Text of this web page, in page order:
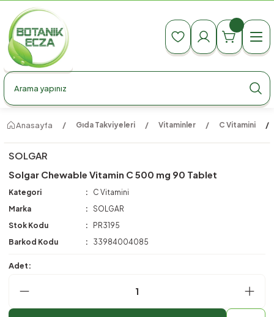
990 TL Üzeri Ücretsiz Kargo
990 TL Üzeri Ücretsiz Kargo
Anasayfa Gıda Takviyeleri Vitaminler C Vitamini
SOLGAR
Solgar Chewable Vitamin C 500 mg 90 Tablet
Kategori
C Vitamini
Marka
SOLGAR
Stok Kodu
PR3195
Barkod Kodu
33984004085
Adet: